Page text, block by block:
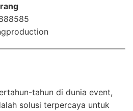
tahun di dunia event,
solusi terpercaya untuk